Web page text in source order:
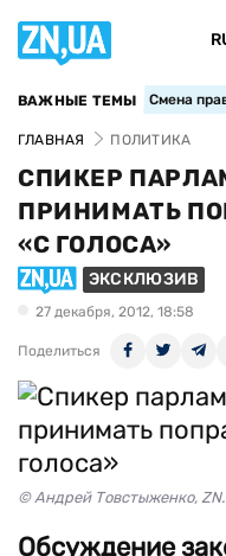
ВАЖНЫЕ ТЕМЫ Смена
ГЛАВНАЯ ПОЛИТИКА
СПИКЕР
ПРИНИМАТЬ
«С ГОЛОСА»
ЭКСКЛЮЗИВ
27 декабря, 2012, 18:58
Поделиться
© Андрей Товстыженко,
Обсуждение